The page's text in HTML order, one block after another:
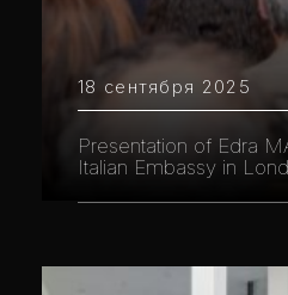
18 сентября 2025
Presentation of Edra
Italian Embassy in